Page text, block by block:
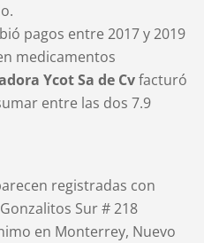
pagos entre 2017 y 2019
medicamentos
Ycot Sa de Cvfacturó
entre las dos 7.9
registradas con
Sur # 218
en Monterrey, Nuevo